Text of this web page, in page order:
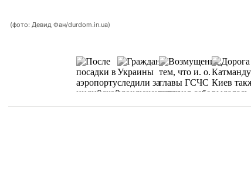
(фото: Девид Фан/durdom.in.ua)